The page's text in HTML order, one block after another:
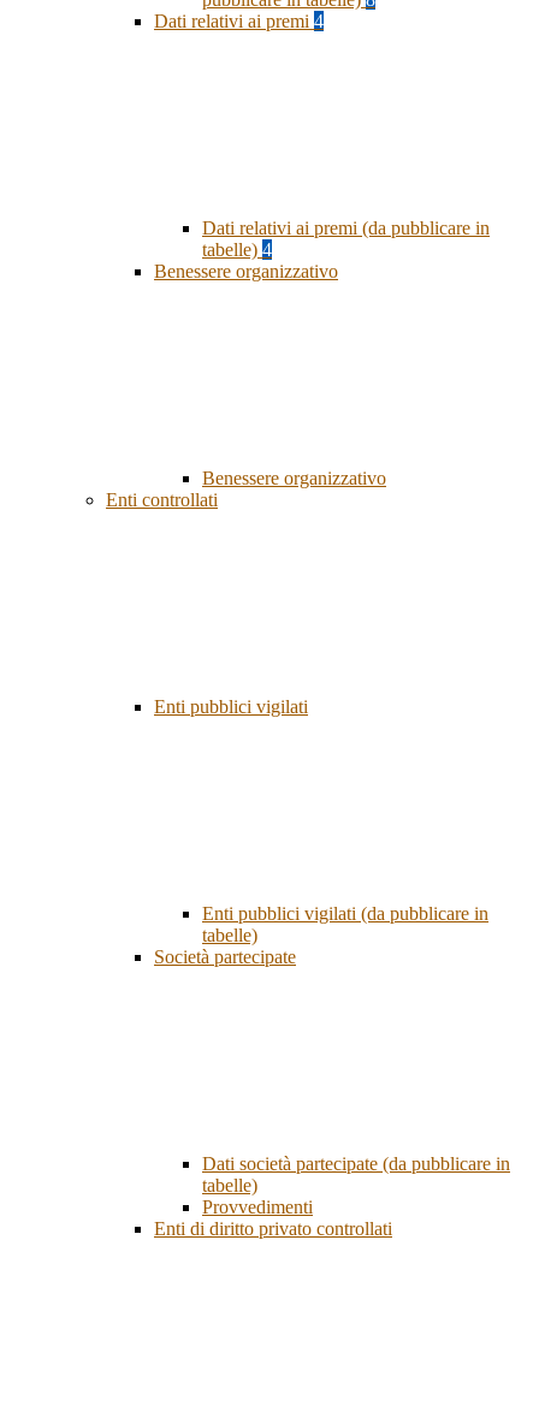
Dati relativi ai premi 4
Dati relativi ai premi (da pubblicare in
tabelle) 4
Benessere organizzativo
Benessere organizzativo
Enti controllati
Enti pubblici vigilati
Enti pubblici vigilati (da pubblicare in
tabelle)
Società partecipate
Dati società partecipate (da pubblicare in
tabelle)
Provvedimenti
Enti di diritto privato controllati